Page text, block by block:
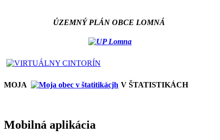
ÚZEMNÝ PLÁN OBCE LOMNÁ
MOJA V ŠTATISTIKÁCH
Mobilná aplikácia